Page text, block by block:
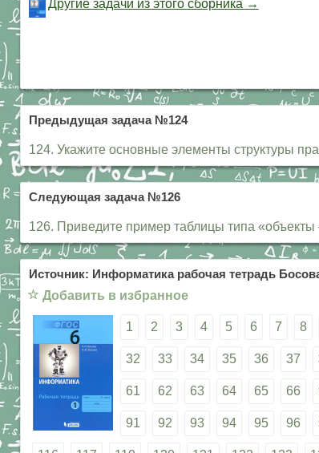
Другие задачи из этого сборника →
Предыдущая задача №124
124. Укажите основные элементы структуры
Следующая задача №126
126. Приведите пример таблицы типа
Источник: Информатика рабочая тетрадь
☆ Добавить в избранное
1 2 3 4 5 6 7 8
32 33 34 35 36 37
61 62 63 64 65 66
91 92 93 94 95 96